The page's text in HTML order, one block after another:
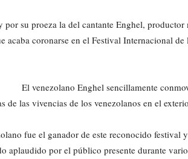
por su proeza la del cantante Enghel,
coronarse en el Festival Internacional de
El venezolano Enghel sencillamente
de las vivencias de los venezolanos en el
fue el ganador de este reconocido festival
aplaudido por el público presente durante